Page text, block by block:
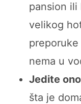
pansion ili
velikog
nema u
Jedite
šta je